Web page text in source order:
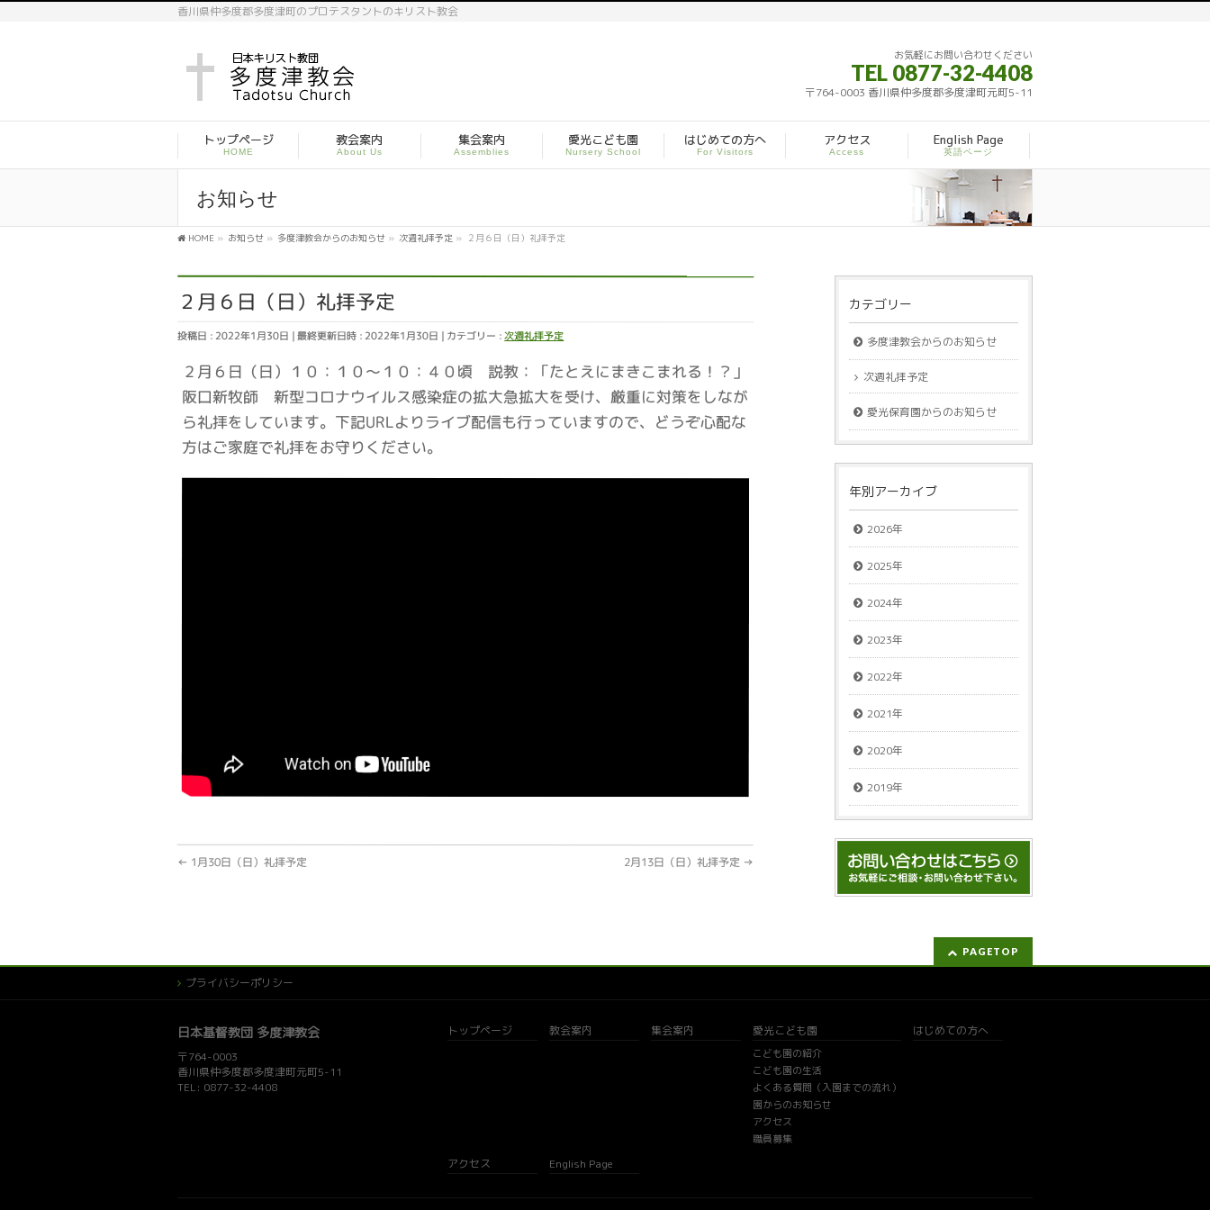
香川県仲多度郡多度津町のプロテスタントのキリスト教会
お気軽にお問い合わせください
TEL 0877-32-4408
〒764-0003 香川県仲多度郡多度津町元町5-11
トップページ
HOME
教会案内
About Us
集会案内
Assemblies
愛光こども園
Nursery School
はじめての方へ
For Visitors
アクセス
Access
English Page
英語ページ
お知らせ
HOME » お知らせ » 多度津教会からのお知らせ » 次週礼拝予定 » ２月６日（日）礼拝予定
２月６日（日）礼拝予定
投稿日 : 2022年1月30日 最終更新日時 : 2022年1月30日 カテゴリー :次週礼拝予定
２月６日（日）１０：１０～１０：４０頃 説教：「たとえにまきこまれる！？」
阪口新牧師 新型コロナウイルス感染症の拡大急拡大を受け、厳重に対策をしなが
ら礼拝をしています。下記URLよりライブ配信も行っていますので、どうぞ心配な
方はご家庭で礼拝をお守りください。
← 1月30日（日）礼拝予定 2月13日（日）礼拝予定 →
カテゴリー
多度津教会からのお知らせ
次週礼拝予定
愛光保育園からのお知らせ
年別アーカイブ
2026年
2025年
2024年
2023年
2022年
2021年
2020年
2019年
PAGETOP
プライバシーポリシー
日本基督教団 多度津教会
〒764-0003
香川県仲多度郡多度津町元町5-11
TEL: 0877-32-4408
トップページ 教会案内 集会案内 愛光こども園
こども園の紹介
こども園の生活
よくある質問（入園までの流れ）
園からのお知らせ
アクセス
職員募集
はじめての方へ
アクセス English Page